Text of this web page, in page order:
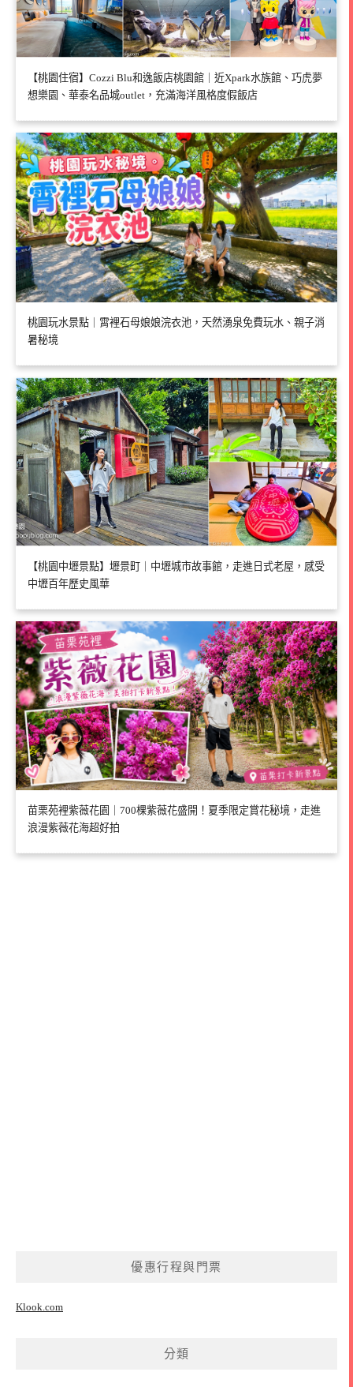
【桃園住宿】Cozzi Blu和逸飯店桃園館｜近Xpark水族館、巧虎夢
想樂園、華泰名品城outlet，充滿海洋風格度假飯店
桃園玩水景點｜霄裡石母娘娘浣衣池，天然湧泉免費玩水、親子消
暑秘境
【桃園中壢景點】壢景町｜中壢城市故事館，走進日式老屋，感受
中壢百年歷史風華
苗栗苑裡紫薇花園｜700棵紫薇花盛開！夏季限定賞花秘境，走進
浪漫紫薇花海超好拍
優惠行程與門票
Klook.com
分類